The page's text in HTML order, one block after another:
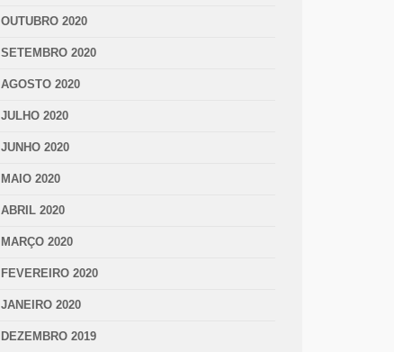
OUTUBRO 2020
SETEMBRO 2020
AGOSTO 2020
JULHO 2020
JUNHO 2020
MAIO 2020
ABRIL 2020
MARÇO 2020
FEVEREIRO 2020
JANEIRO 2020
DEZEMBRO 2019